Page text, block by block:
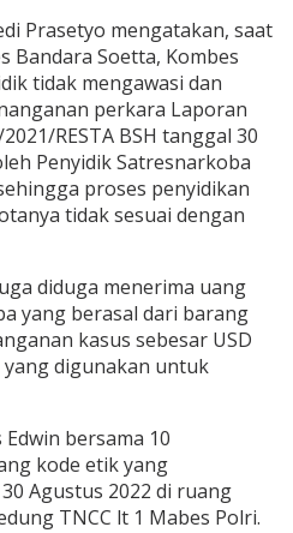
Prasetyo mengatakan, saat
Bandara Soetta, Kombes
tidak mengawasi dan
perkara Laporan
RESTA BSH tanggal 30
Penyidik Satresnarkoba
proses penyidikan
tidak sesuai dengan
diduga menerima uang
yang berasal dari barang
kasus sebesar USD
yang digunakan untuk
bersama 10
kode etik yang
Agustus 2022 di ruang
TNCC lt 1 Mabes Polri.